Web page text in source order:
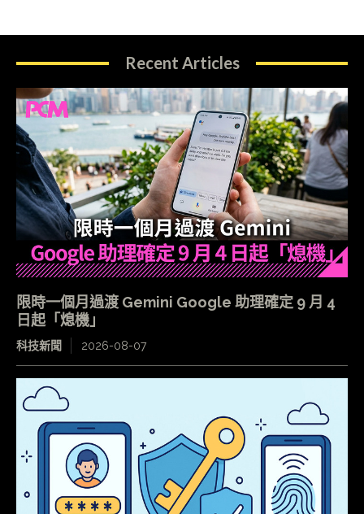
Recent Articles
限時一個月過渡 Gemini Google 助理確定 9 月 4
日起「熄機」
科技新聞 2026-08-07